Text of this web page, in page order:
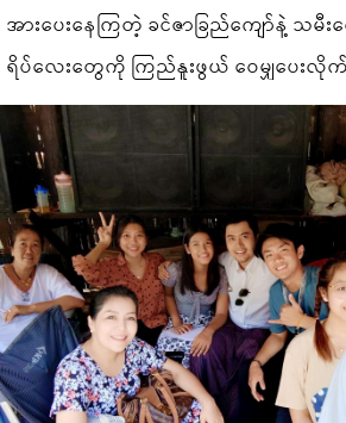
အားပေးနေကြတဲ့ ခင်ဇာခြည်ကျော်နဲ့ သမီ
ရိပ်လေးတွေကို ကြည်နူးဖွယ် ဝေမျှပေးလို